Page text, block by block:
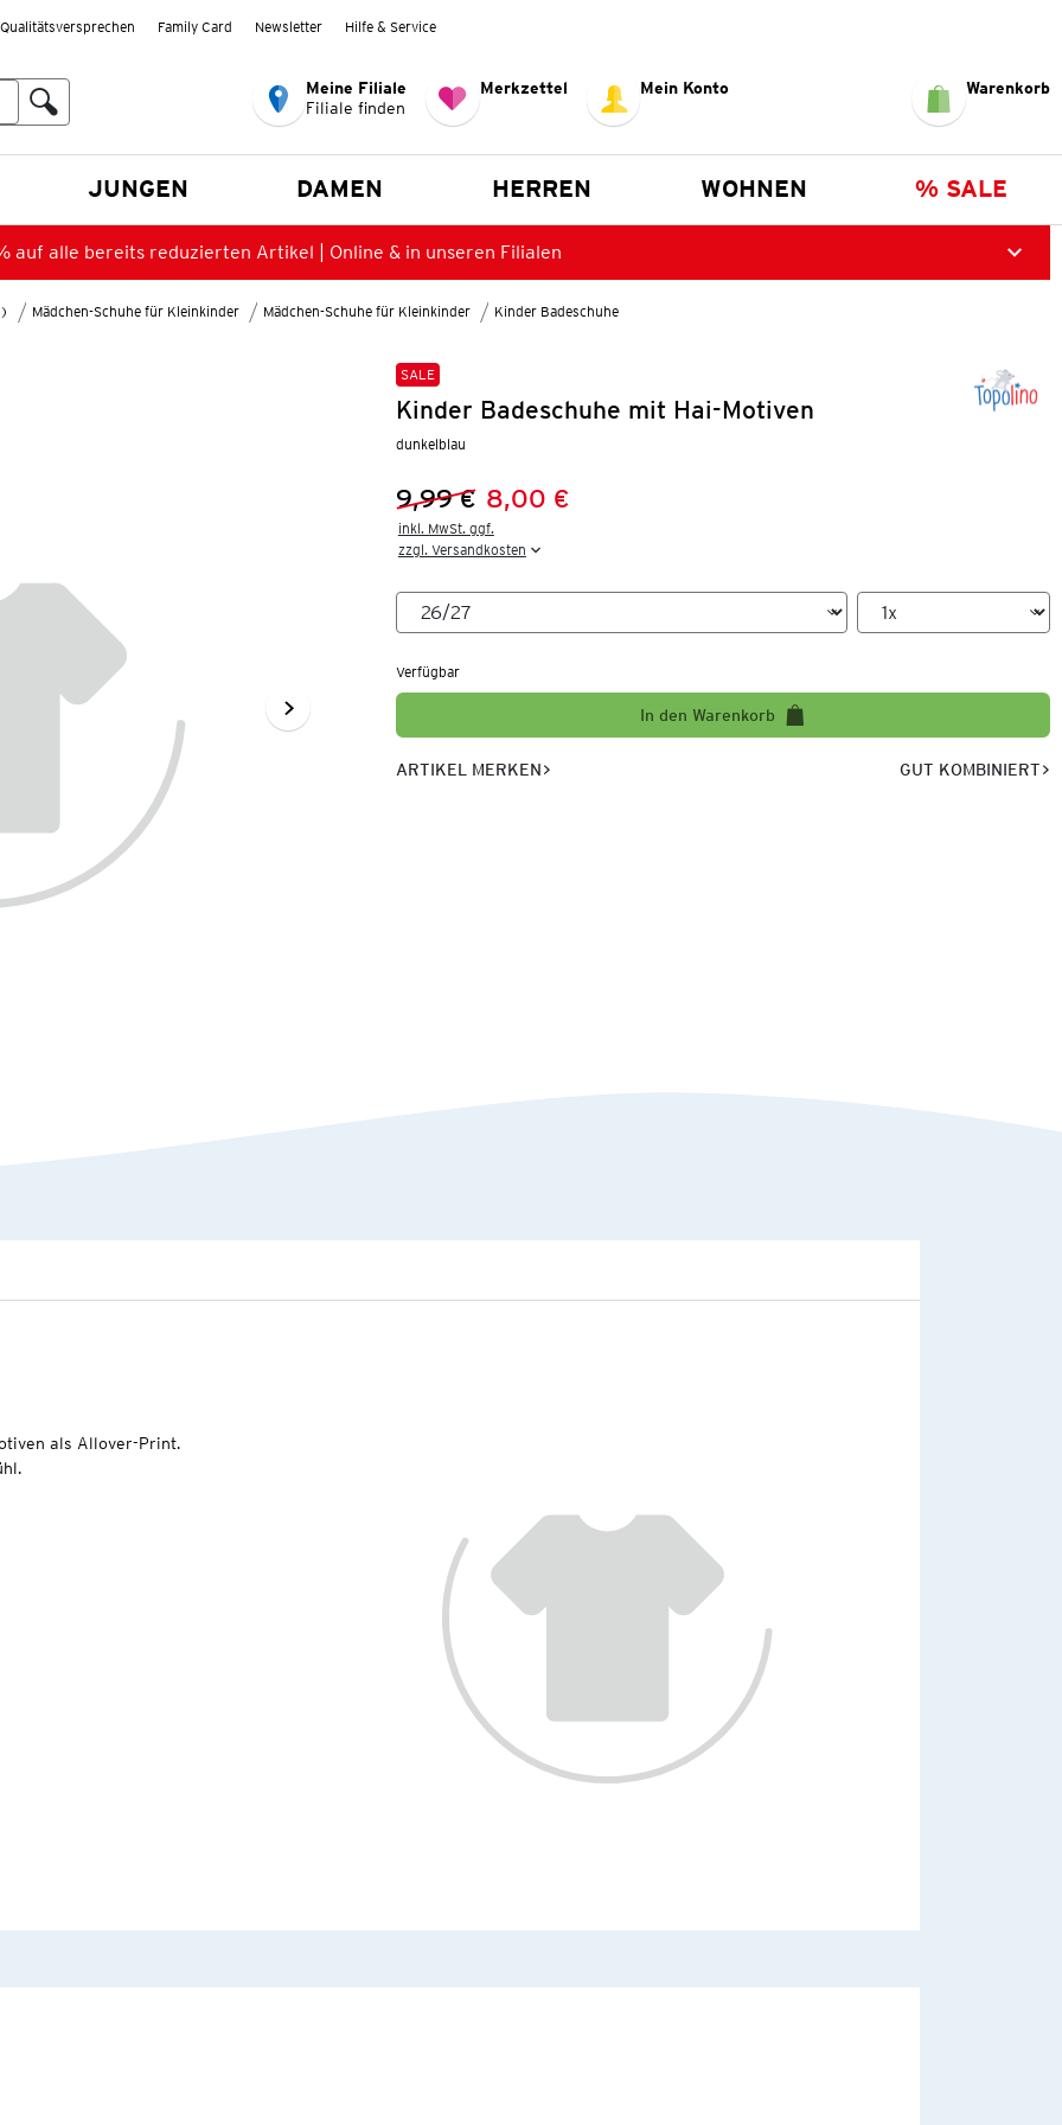
Qualitätsversprechen Family Card Newsletter Hilfe & Service
Meine Filiale
Filiale finden
Merkzettel Mein Konto Warenkorb
JUNGEN DAMEN HERREN WOHNEN % SALE
auf alle bereits reduzierten Artikel | Online & in unseren Filialen
Mädchen-Schuhe für Kleinkinder Mädchen-Schuhe für Kleinkinder Kinder Badeschuhe
SALE
Kinder Badeschuhe mit Hai-Motiven
dunkelblau
Vorheriger Preis:
9,99 €
Neuer Preis:
8,00 €
inkl. MwSt. ggf.
zzgl. Versandkosten
Verfügbar
In den Warenkorb
ARTIKEL MERKEN GUT KOMBINIERT
als Allover-Print.